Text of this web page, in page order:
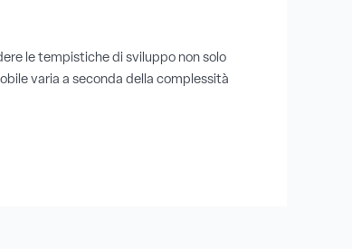
le tempistiche di sviluppo non solo
varia a seconda della complessità